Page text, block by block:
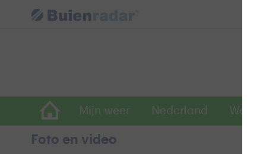
Mijn weer Nederland
Foto en video